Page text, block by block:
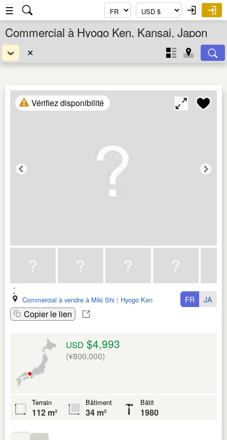
☰
Commercial à Hyogo Ken, Kansai, Japon
✕
Vérifiez disponibilité
Commercial à vendre à Miki Shi : Hyogo Ken
Copier le lien
FR JA
USD $4,993
(¥800,000)
Terrain
112 m²
Bâtiment
34 m²
Bâtit
1980